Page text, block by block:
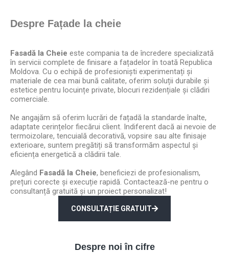
Despre Fațade la cheie
Fasadă la Cheie este compania ta de încredere specializată
în servicii complete de finisare a fațadelor în toată Republica
Moldova. Cu o echipă de profesioniști experimentați și
materiale de cea mai bună calitate, oferim soluții durabile și
estetice pentru locuințe private, blocuri rezidențiale și clădiri
comerciale.
Ne angajăm să oferim lucrări de fațadă la standarde înalte,
adaptate cerințelor fiecărui client. Indiferent dacă ai nevoie de
termoizolare, tencuială decorativă, vopsire sau alte finisaje
exterioare, suntem pregătiți să transformăm aspectul și
eficiența energetică a clădirii tale.
Alegând Fasadă la Cheie, beneficiezi de profesionalism,
prețuri corecte și execuție rapidă. Contactează-ne pentru o
consultanță gratuită și un proiect personalizat!
CONSULTAȚIE GRATUIT
Despre noi în cifre